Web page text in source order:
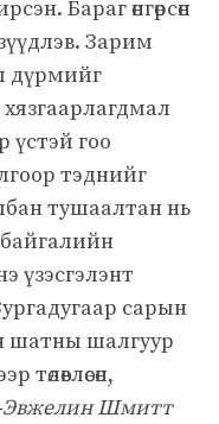
Бараг өнгөрсөн
Зарим
дүрмийг
үстэй гоо
тэднийг
тушаалтан нь
үзэсгэлэнт
сарын
шатны шалгуур
Эвжелин Шмитт